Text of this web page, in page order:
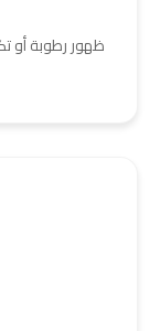
ظهور رطوبة أو